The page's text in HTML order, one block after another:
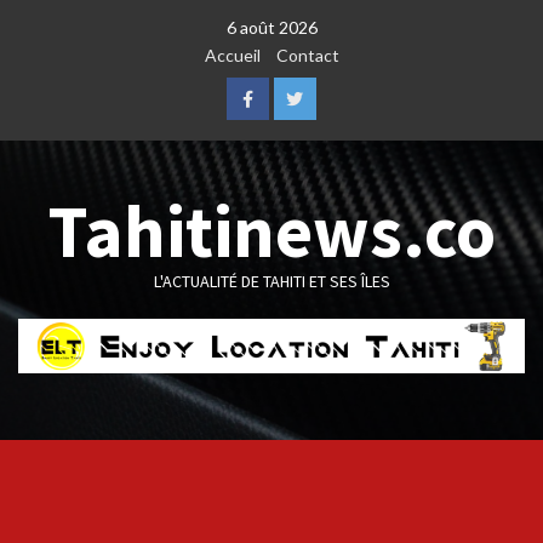
6 août 2026
Accueil
Contact
FacebookTwitter
Tahitinews.co
L'ACTUALITÉ DE TAHITI ET SES ÎLES